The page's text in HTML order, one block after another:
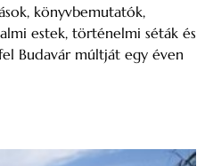
könyvbemutatók,
estek, történelmi séták és
Budavár múltját egy éven